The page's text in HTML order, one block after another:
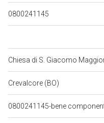
0800241145
Chiesa di S. Giacomo
Crevalcore (BO)
0800241145-bene